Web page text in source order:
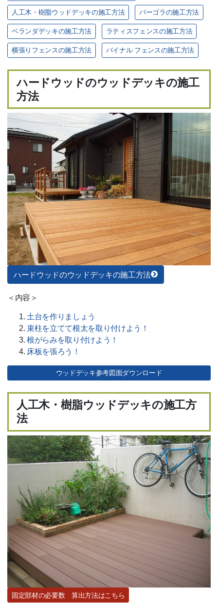
人工木・樹脂ウッドデッキの施工方法 パーゴラの施工方法
ベランダデッキの施工方法 ラティスフェンスの施工方法
横張りフェンスの施工方法 バイナル フェンスの施工方法
ハードウッドのウッドデッキの施工
方法
ハードウッドのウッドデッキの施工方法
＜内容＞
土台を作りましょう
束柱を立てて根太を取り付けよう！
根がらみを取り付けよう！
床板を張ろう！
ウッドデッキ参考図面ダウンロード
人工木・樹脂ウッドデッキの施工方
法
固定部材の必要数 算出方法はこちら
杉 桧 丸太杭・測量木杭
アルミ支柱（定尺・即納）
枕木（コンクリート・堅木・防
石材
ガーデンファニチャー
ウッドパネル
物置
レッドシダー製 外壁・内装材
エクステリア資材
ポリカーボネート
バークチップ
マリンランプ
遮音材 「わんぱく応援マット」
電動オーニング
サービス一覧
無料カタログ
無料サンプル
FAX見積用紙
施工写真募集
バンドル販売
施工知識・手順
施工要領書
施工方法（動画）
施工方法（写真）
施工事例